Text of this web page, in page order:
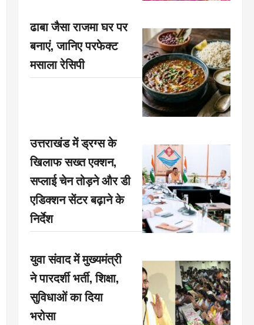
ढाबा जैसा राजमा घर पर
बनाएं, जानिए परफेक्ट
मसाला रेसिपी
उत्तराखंड में ड्रग्स के
खिलाफ सख्त एक्शन,
सप्लाई चेन तोड़ने और डी
एडिक्शन सेंटर बढ़ाने के
निर्देश
युवा संवाद में मुख्यमंत्री
ने पारदर्शी भर्ती, शिक्षा,
सुविधाओं का दिया
भरोसा